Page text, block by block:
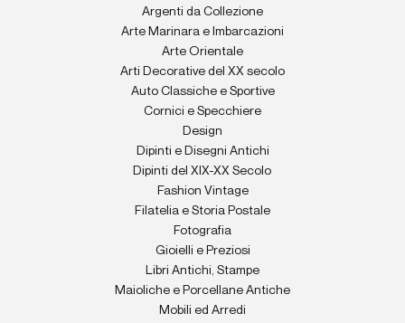
Argenti da Collezione
Arte Marinara e Imbarcazioni
Arte Orientale
Arti Decorative del XX secolo
Auto Classiche e Sportive
Cornici e Specchiere
Design
Dipinti e Disegni Antichi
Dipinti del XIX-XX Secolo
Fashion Vintage
Filatelia e Storia Postale
Fotografia
Gioielli e Preziosi
Libri Antichi, Stampe
Maioliche e Porcellane Antiche
Mobili ed Arredi